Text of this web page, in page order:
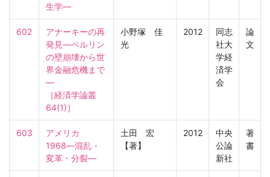
生学―
602
アナーキーの再
発見―ベルリン
の壁崩壊から世
界金融危機まで
―
［経済学論叢
64(1)］
小野塚 佳
光
2012
同志
社大
学経
済学
会
論
文
603
アメリカ
1968―混乱・
変革・分裂―
土田 宏
【著】
2012
中央
公論
新社
著
書